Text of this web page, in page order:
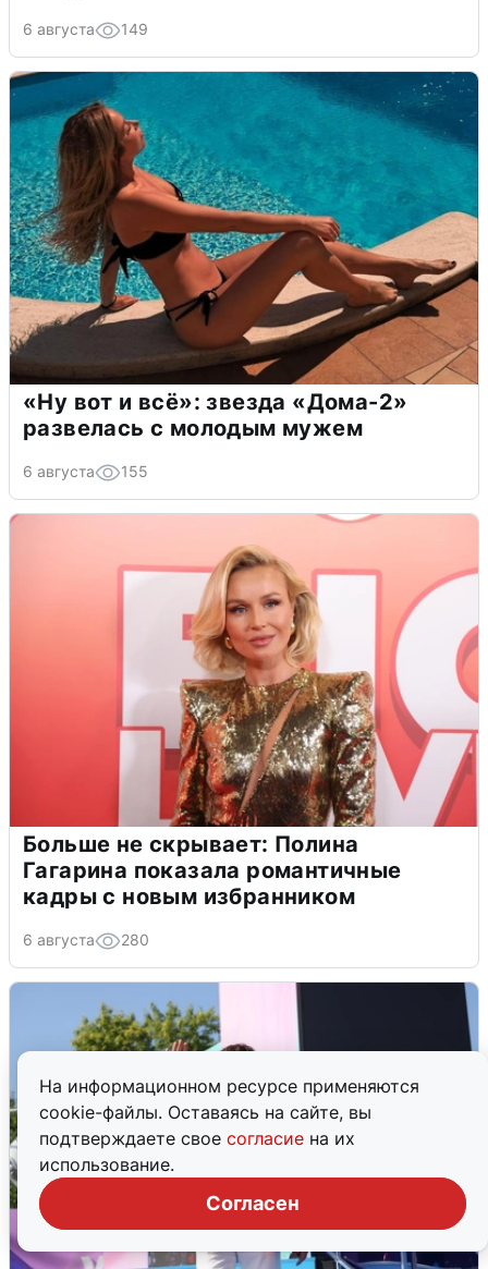
На информационном ресурсе применяются
cookie-файлы. Оставаясь на сайте, вы
подтверждаете свое согласие на их
использование.
Согласен
6 августа 149
«Ну вот и всё»: звезда «Дома-2»
развелась с молодым мужем
6 августа 155
Больше не скрывает: Полина
Гагарина показала романтичные
кадры с новым избранником
6 августа 280